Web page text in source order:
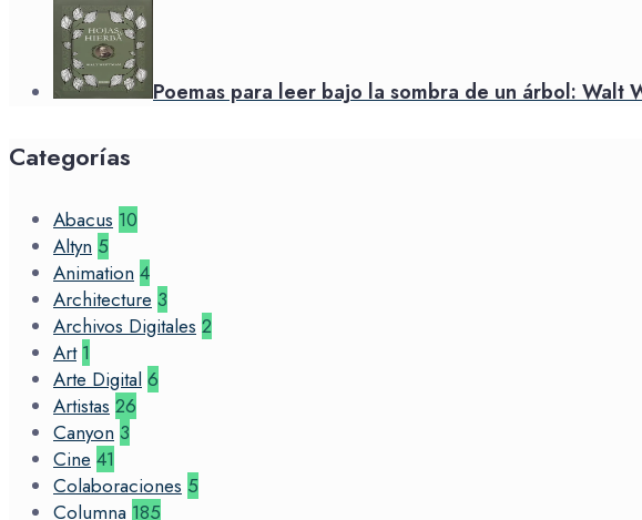
Poemas para leer bajo la sombra de un árbol: Walt
Categorías
Abacus 10
Altyn 5
Animation 4
Architecture 3
Archivos Digitales 2
Art 1
Arte Digital 6
Artistas 26
Canyon 3
Cine 41
Colaboraciones 5
Columna 185